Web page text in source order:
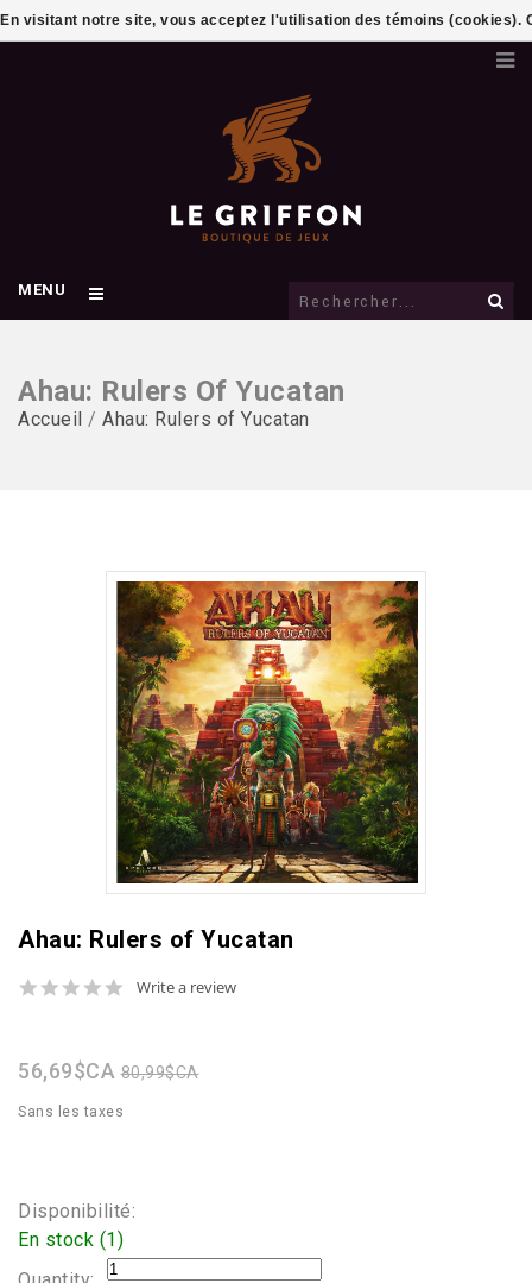
MENU
Ahau: Rulers Of Yucatan
Accueil / Ahau: Rulers of Yucatan
Ahau: Rulers of Yucatan
0.0
Write a review
56,69$CA80,99$CA
Sans les taxes
Disponibilité:
En stock (1)
En visitant notre site, vous acceptez l'utilisation des témoins